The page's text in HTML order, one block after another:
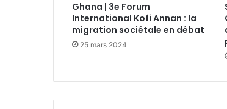
Ghana | 3e Forum
International Kofi Annan : la
migration sociétale en débat
25 mars 2024